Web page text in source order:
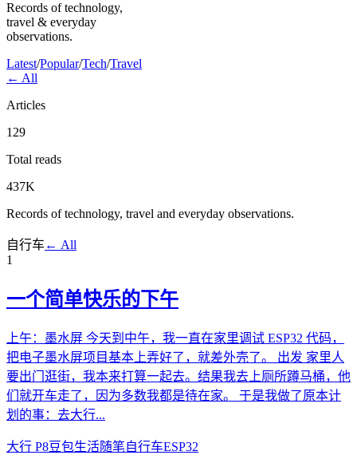
Records of technology,
travel & everyday
observations.
Latest/Popular/Tech/Travel
← All
Articles
129
Total reads
437K
Records of technology, travel and everyday observations.
自行车 ← All
1
一个简单快乐的下午
上午：墨水屏 今天到中午，我一直在家里调试 ESP32 代码，
把电子墨水屏项目基本上弄好了，就差外壳了。 出发 家里人
要出门逛街，我本来打算一起去。结果我去上厕所蹲马桶，他
们就开车走了，因为多数我都是待在家。 于是我做了原本计
划的事：去大行...
大行 P8豆包生活随笔自行车ESP32